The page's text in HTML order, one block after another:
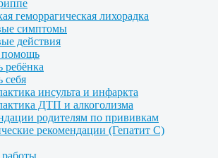
геморрагическая лихорадка
симптомы
действия
помощь
ребёнка
себя
инсульта и инфаркта
ДТП и алкоголизма
родителям по прививкам
рекомендации (Гепатит С)